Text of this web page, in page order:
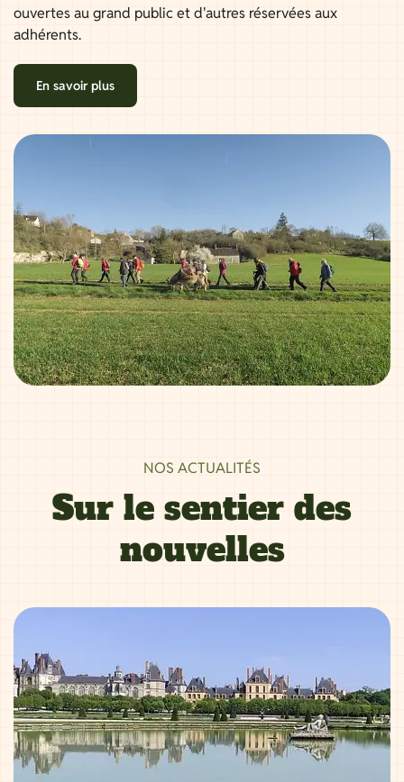
ouvertes au grand public et d'autres réservées aux
adhérents.
En savoir plus
NOS ACTUALITÉS
Sur le sentier des
nouvelles